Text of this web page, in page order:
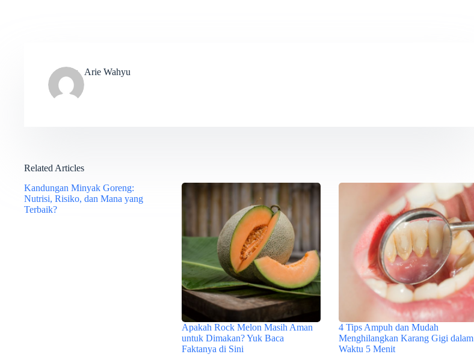
Arie Wahyu
Related Articles
Kandungan Minyak Goreng:
Nutrisi, Risiko, dan Mana yang
Terbaik?
Apakah Rock Melon Masih Aman
untuk Dimakan? Yuk Baca
Faktanya di Sini
4 Tips Ampuh dan Mudah
Menghilangkan Karang Gigi dalam
Waktu 5 Menit